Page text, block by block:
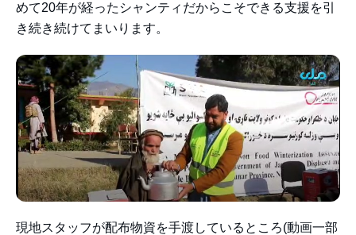
めて20年が経ったシャンティだからこそできる支援を引
き続き続けてまいります。
現地スタッフが配布物資を手渡しているところ(動画一部